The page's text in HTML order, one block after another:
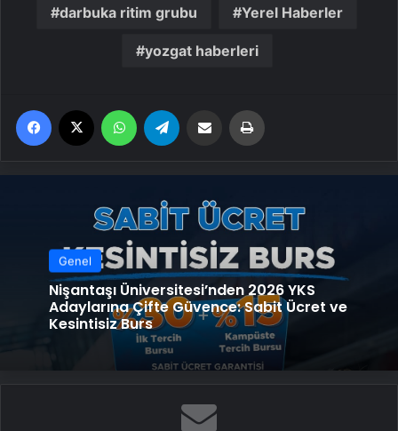
darbuka ritim grubu Yerel Haberler
yozgat haberleri
Facebook WhatsApp Email'den paylaş
Genel
Nişantaşı Üniversitesi’nden 2026 YKS
Adaylarına Çifte Güvence: Sabit Ücret ve
Kesintisiz Burs